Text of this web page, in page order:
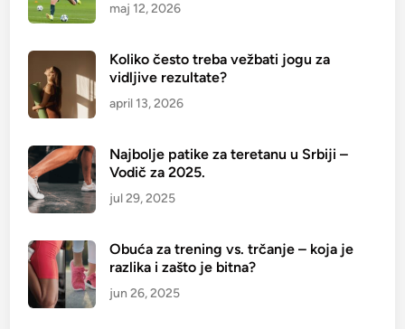
s
o
r
t
s
t
e
─
1
p
r
maj 12, 2026
Koliko često treba vežbati jogu za
vidljive rezultate?
april 13, 2026
Najbolje patike za teretanu u Srbiji –
Vodič za 2025.
jul 29, 2025
Obuća za trening vs. trčanje – koja je
razlika i zašto je bitna?
jun 26, 2025